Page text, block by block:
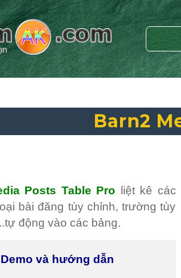
Barn2
Posts Table Pro liệt kê các
bài đăng tùy chỉnh, trường tùy
động vào các bảng.
và hướng dẫn